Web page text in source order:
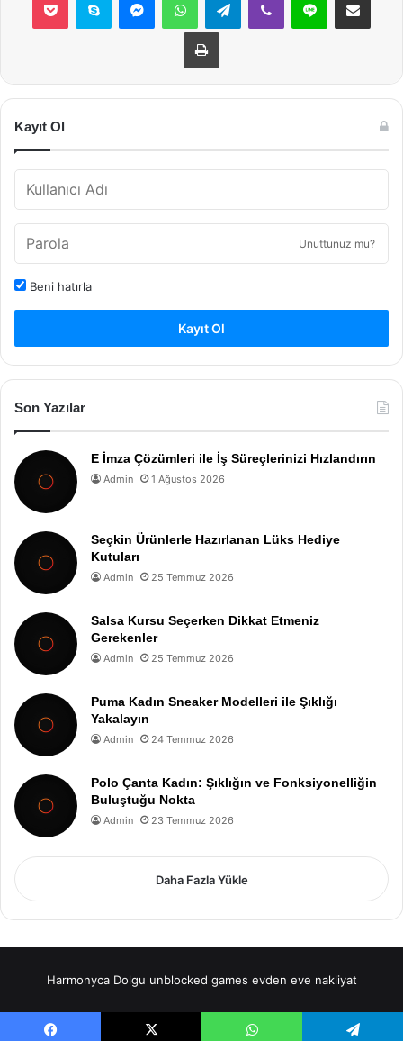
Yazdır
Kayıt Ol
Unuttunuz mu?
Beni hatırla
Kayıt Ol
Son Yazılar
E İmza Çözümleri ile İş Süreçlerinizi Hızlandırın
Admin 1 Ağustos 2026
Seçkin Ürünlerle Hazırlanan Lüks Hediye
Kutuları
Admin 25 Temmuz 2026
Salsa Kursu Seçerken Dikkat Etmeniz
Gerekenler
Admin 25 Temmuz 2026
Puma Kadın Sneaker Modelleri ile Şıklığı
Yakalayın
Admin 24 Temmuz 2026
Polo Çanta Kadın: Şıklığın ve Fonksiyonelliğin
Buluştuğu Nokta
Admin 23 Temmuz 2026
Daha Fazla Yükle
Harmonyca Dolgu unblocked games evden eve nakliyat